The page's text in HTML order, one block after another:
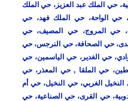
حي الملك عبد العزيز، حي الملك
حي الواحة، حي الملك فهد، حي
حي المروج، حي المصيف، حي
حي الصحافة، حي النرجس، حي
حي الغدير، حي الياسمين، حي
حي الملقا , حي المعذر، حي
النخيل الغربي، حي النخيل، حي أم
حي القرى، حي الصناعية، حي